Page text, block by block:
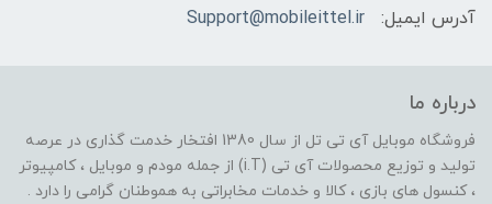
آدرس ایمیل:
Support@mobileittel.ir
درباره ما
فروشگاه موبایل آی تی تل از سال 1380 افتخار خدمت گذاری در عرصه
تولید و توزیع محصولات آی تی (i.T) از جمله مودم و موبایل ، کامپیوتر
، کنسول های بازی ، کالا و خدمات مخابراتی به هموطنان گرامی را دارد .